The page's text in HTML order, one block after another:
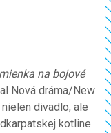
na bojové
Nová dráma/New
divadlo, ale
kotline